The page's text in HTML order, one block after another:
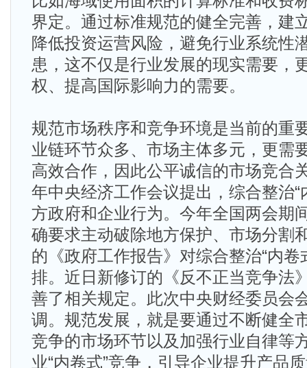
界定。通过标准规范的健全完善，建
降低投资运营风险，避免行业系统性
患，这不仅是行业发展的现实需要，
权、提高国际影响力的需要。
规范市场秩序和竞争环境是当前的重
业链环节众多、市场主体多元，更需
高效合作，因此公平诚信的市场竞合
年中央经济工作会议提出，综合整治“
方政府和企业行为。今年全国两会期
确要求主动破除地方保护、市场分割
的《政府工作报告》对综合整治“内卷
排。近日新修订的《反不正当竞争法
善了相关规定。此次中央财经委员会
调。规范发展，就是要通过不断健全
竞争的市场环节以及加强行业自律等
业“内卷式”竞争，引导企业提升产品